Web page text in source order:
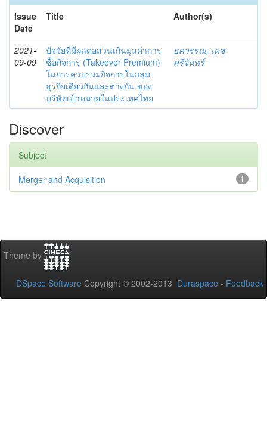
Issue
Date
Title Author(s)
2021-
09-09
ปัจจัยที่มีผลต่อส่วนเกินมูลค่าการ
ซื้อกิจการ (Takeover Premium)
ในการควบรวมกิจการในกลุ่ม
ธุรกิจเดียวกันและต่างกัน ของ
บริษัทเป้าหมายในประเทศไทย
ธศวรรณ, เดช
ศรีจันทร์
Discover
Subject
1
Merger and Acquisition
Theme by
DSpace Software Copyright © 2002-2013 Duraspace - Feedback